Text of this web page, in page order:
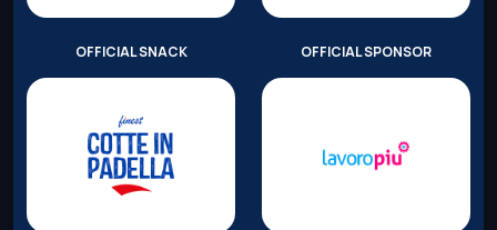
OFFICIAL SNACK OFFICIAL SPONSOR